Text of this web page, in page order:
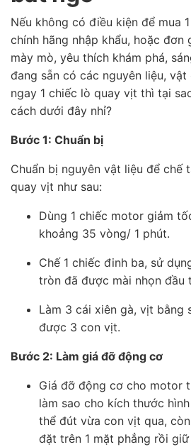
Nếu không có điều kiện để mua
chính hãng nhập khẩu, hoặc đơn
mày mò, yêu thích khám phá,
đang sẵn có các nguyên liệu,
ngay 1 chiếc lò quay vịt thì tại
cách dưới đây nhỉ?
Bước 1: Chuẩn bị
Chuẩn bị nguyên vật liệu để chế
quay vịt như sau:
Dùng 1 chiếc motor giảm
khoảng 35 vòng/ 1 phút.
Chế 1 chiếc đinh ba, sử
tròn đã được mài nhọn đầu
Làm 3 cái xiên gà, vịt bằng
được 3 con vịt.
Bước 2: Làm giá đỡ động cơ
Giá đỡ động cơ cho motor
làm sao cho kích thước
thể đút vừa con vịt qua,
đặt trên 1 mặt phẳng rồi